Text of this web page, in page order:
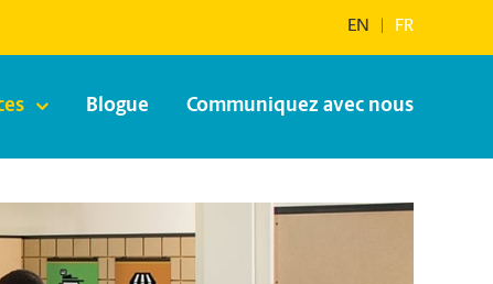
EN FR
Blogue Communiquez avec nous